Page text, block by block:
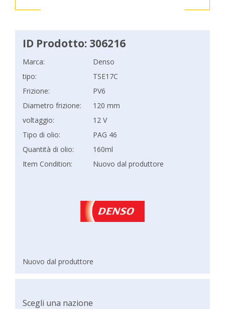
ID Prodotto: 306216
Marca:
Denso
tipo:
TSE17C
Frizione:
PV6
Diametro frizione:
120 mm
voltaggio:
12 V
Tipo di olio:
PAG 46
Quantità di olio:
160ml
Item Condition:
Nuovo dal produttore
Nuovo dal produttore
Scegli una nazione